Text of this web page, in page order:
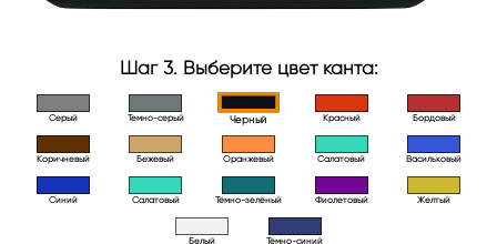
Шаг 3. Выберите цвет канта:
Серый Темно-серый Черный Красный Бордовый
Коричневый Бежевый Оранжевый Салатовый Васильковый
Синий Салатовый Тёмно-зелёный Фиолетовый Желтый
Белый Тёмно-синий